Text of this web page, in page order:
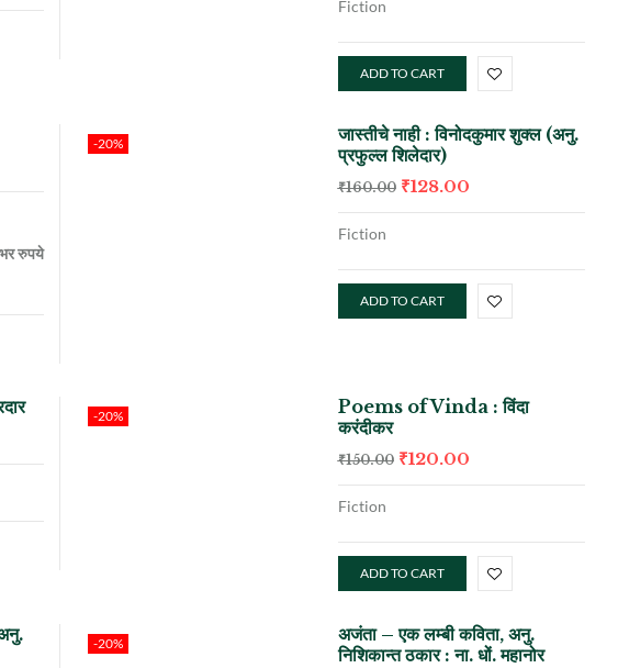
Fiction
ADD TO CART
रुपये
-20%
जास्तीचे नाही : विनोदकुमार शुक्ल (अनु.
प्रफुल्ल शिलेदार)
₹160.00 ₹128.00
Fiction
ADD TO CART
-20%
Poems of Vinda : विंदा
करंदीकर
₹150.00 ₹120.00
Fiction
ADD TO CART
-20%
अजंता – एक लम्बी कविता, अनु.
निशिकान्त ठकार : ना. धों. महानोर